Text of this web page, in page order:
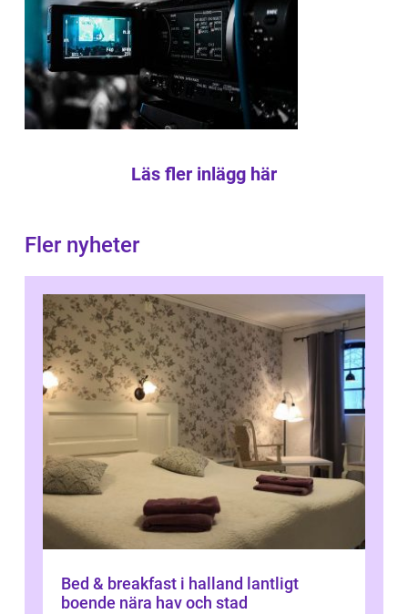
Läs fler inlägg här
Fler nyheter
Bed & breakfast i halland lantligt
boende nära hav och stad